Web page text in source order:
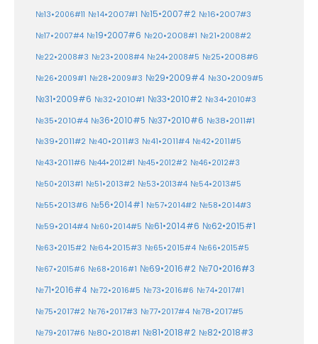
№13•2006#11 №14•2007#1 №15•2007#2 №16•2007#3
№17•2007#4 №19•2007#6 №20•2008#1 №21•2008#2
№22•2008#3 №23•2008#4 №24•2008#5 №25•2008#6
№26•2009#1 №28•2009#3 №29•2009#4 №30•2009#5
№31•2009#6 №32•2010#1 №33•2010#2 №34•2010#3
№35•2010#4 №36•2010#5 №37•2010#6 №38•2011#1
№39•2011#2 №40•2011#3 №41•2011#4 №42•2011#5
№43•2011#6 №44•2012#1 №45•2012#2 №46•2012#3
№50•2013#1 №51•2013#2 №53•2013#4 №54•2013#5
№55•2013#6 №56•2014#1 №57•2014#2 №58•2014#3
№59•2014#4 №60•2014#5 №61•2014#6 №62•2015#1
№63•2015#2 №64•2015#3 №65•2015#4 №66•2015#5
№67•2015#6 №68•2016#1 №69•2016#2 №70•2016#3
№71•2016#4 №72•2016#5 №73•2016#6 №74•2017#1
№75•2017#2 №76•2017#3 №77•2017#4 №78•2017#5
№79•2017#6 №80•2018#1 №81•2018#2 №82•2018#3